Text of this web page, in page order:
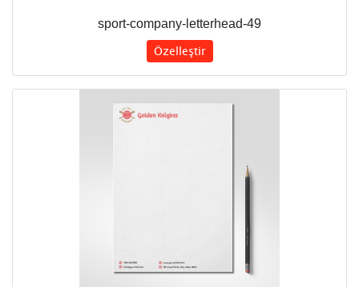
sport-company-letterhead-49
Özelleştir